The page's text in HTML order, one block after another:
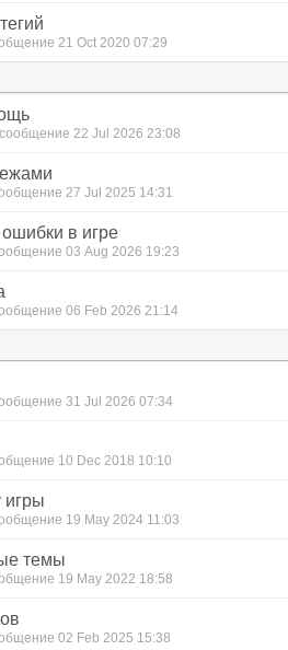
21 Oct 2020 07:29
22 Jul 2026 23:08
27 Jul 2025 14:31
в игре
03 Aug 2026 19:23
06 Feb 2026 21:14
31 Jul 2026 07:34
10 Dec 2018 10:10
19 May 2024 11:03
темы
19 May 2022 18:58
02 Feb 2025 15:38